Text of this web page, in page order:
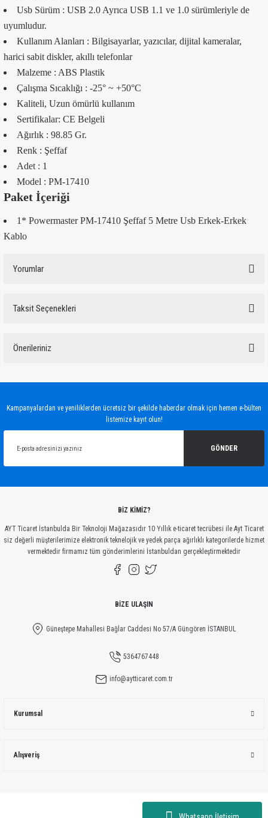
Usb Sürüm : USB 2.0 Ayrıca USB 1.1 ve 1.0 sürümleriyle de
uyumludur.
Kullanım Alanları : Bilgisayarlar, yazıcılar, dijital kameralar,
harici sabit diskler, akıllı telefonlar
Malzeme : ABS Plastik
Çalışma Sıcaklığı : -25° ~ +50°C
Kaliteli, Uzun ömürlü kullanım
Sertifikalar: CE Belgeli
Ağırlık : 98.85 Gr.
Renk : Şeffaf
Adet : 1
Model : PM-17410
Paket İçeriği
1* Powermaster PM-17410 Şeffaf 5 Metre Usb Erkek-Erkek
Kablo
Yorumlar
Taksit Seçenekleri
Önerileriniz
Ürün açıklamasında eksik bilgiler bulunuyor.
Gönder
Kampanyalardan ve yeniliklerden ücretsiz bir şekilde haberdar olmak için hemen e-bülten
listemize kayıt olun!
GÖNDER
BİZ KİMİZ?
AYT Ticaret İstanbulda Bir Teknoloji Mağazasıdır 10 Yıllık e-ticaret tecrübesi ile Ayt Ticaret
siz değerli müşterilerimize elektronik teknelojik ve yedek parça ağırlıklı kategorilerde hizmet
vermektedir firmamız tüm gönderimlerini İstanbuldan gerçekleştirmektedir
BİZE ULAŞIN
Güneştepe Mahallesi Bağlar Caddesi No 57/A Güngören İSTANBUL
5364767448
info@aytticaret.com.tr
Kurumsal
Alışveriş